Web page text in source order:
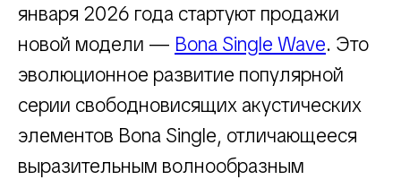
января 2026 года стартуют продажи
новой модели — Bona Single Wave. Это
эволюционное развитие популярной
серии свободновисящих акустических
элементов Bona Single, отличающееся
выразительным волнообразным